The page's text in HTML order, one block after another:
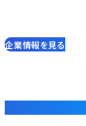
企業情報を見る